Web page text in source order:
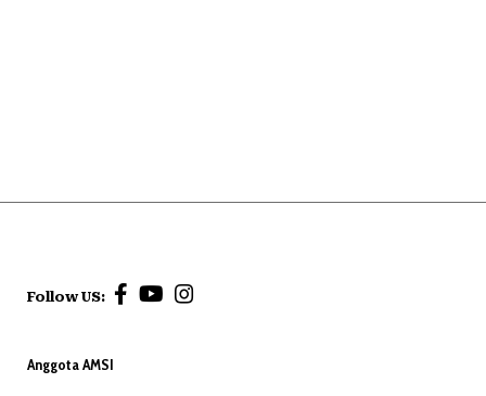
Follow US:
Anggota AMSI